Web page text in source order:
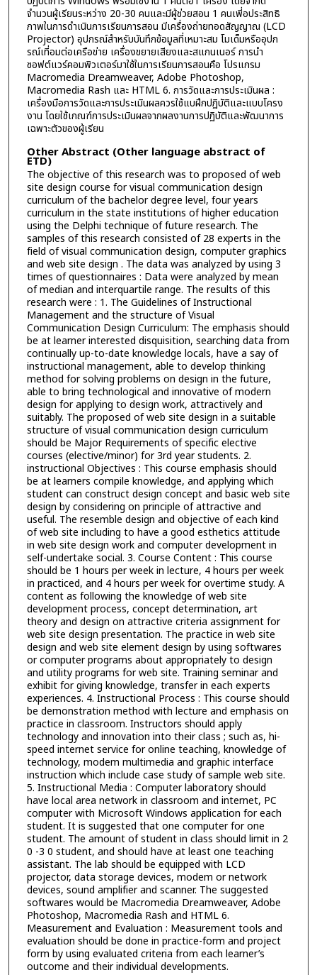
จำนวนผู้เรียนระหว่าง 20-30 คนและมีผู้ช่วยสอน 1 คนเพี่อประสิทธิ
ภาพในการดำเนินการเรียนการสอน มีเครื่องถ่ายทอดสัญญาณ (LCD
Projector) อุปกรณ์สำหรับบันทึกข้อมูลที่เหมาะสม โมเด็มหรืออุปก
รณ์เที่อมต่อเครือข่าย เครื่องขยายเสียงและสแกนเนอร์ การนำ
ซอฟต์แวร์คอมพิวเตอร์มาใช้ในการเรียนการสอนคือ โปรแกรม
Macromedia Dreamweaver, Adobe Photoshop,
Macromedia Rash และ HTML 6. การวัดและการประเมินผล :
เครื่องมือการวัดและการประเมินผลควรใช้แบฝึกปฏิบัติและแบบโครง
งาน โดยใช้เกณฑ์การประเมินผลจากผลงานการปฏิบัติและพัฒนาการ
เฉพาะตัวของผู้เรียน
Other Abstract (Other language abstract of
ETD)
The objective of this research was to proposed of web
site design course for visual communication design
curriculum of the bachelor degree level, four years
curriculum in the state institutions of higher education
using the Delphi technique of future research. The
samples of this research consisted of 28 experts in the
field of visual communication design, computer graphics
and web site design . The data was analyzed by using 3
times of questionnaires : Data were analyzed by mean
of median and interquartile range. The results of this
research were : 1. The Guidelines of Instructional
Management and the structure of Visual
Communication Design Curriculum: The emphasis should
be at learner interested disquisition, searching data from
continually up-to-date knowledge locals, have a say of
instructional management, able to develop thinking
method for solving problems on design in the future,
able to bring technological and innovative of modern
design for applying to design work, attractively and
suitably. The proposed of web site design in a suitable
structure of visual communication design curriculum
should be Major Requirements of specific elective
courses (elective/minor) for 3rd year students. 2.
instructional Objectives : This course emphasis should
be at learners compile knowledge, and applying which
student can construct design concept and basic web site
design by considering on principle of attractive and
useful. The resemble design and objective of each kind
of web site including to have a good esthetics attitude
in web site design work and computer development in
self-undertake social. 3. Course Content : This course
should be 1 hours per week in lecture, 4 hours per week
in practiced, and 4 hours per week for overtime study. A
content as following the knowledge of web site
development process, concept determination, art
theory and design on attractive criteria assignment for
web site design presentation. The practice in web site
design and web site element design by using softwares
or computer programs about appropriately to design
and utility programs for web site. Training seminar and
exhibit for giving knowledge, transfer in each experts
experiences. 4. Instructional Process : This course should
be demonstration method with lecture and emphasis on
practice in classroom. Instructors should apply
technology and innovation into their class ; such as, hi-
speed internet service for online teaching, knowledge of
technology, modem multimedia and graphic interface
instruction which include case study of sample web site.
5. Instructional Media : Computer laboratory should
have local area network in classroom and internet, PC
computer with Microsoft Windows application for each
student. It is suggested that one computer for one
student. The amount of student in class should limit in 2
0 -3 0 student, and should have at least one teaching
assistant. The lab should be equipped with LCD
projector, data storage devices, modem or network
devices, sound amplifier and scanner. The suggested
softwares would be Macromedia Dreamweaver, Adobe
Photoshop, Macromedia Rash and HTML 6.
Measurement and Evaluation : Measurement tools and
evaluation should be done in practice-form and project
form by using evaluated criteria from each learner’s
outcome and their individual developments.